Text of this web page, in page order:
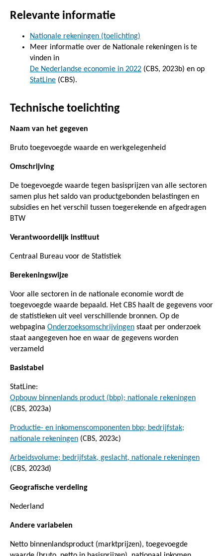
Relevante informatie
Nationale rekeningen (toelichting)
Meer informatie over de Nationale rekeningen is te
vinden in
De Nederlandse economie in 2022 (CBS, 2023b) en op
StatLine (CBS).
Technische toelichting
Naam van het gegeven
Bruto toegevoegde waarde en werkgelegenheid
Omschrijving
De toegevoegde waarde tegen basisprijzen van alle sectoren
samen plus het saldo van productgebonden belastingen en
subsidies en het verschil tussen toegerekende en afgedragen
BTW
Verantwoordelijk instituut
Centraal Bureau voor de Statistiek
Berekeningswijze
Voor alle sectoren in de nationale economie wordt de
toegevoegde waarde bepaald. Het CBS haalt de gegevens voor
de statistieken uit veel verschillende bronnen. Op de
webpagina Onderzoeksomschrijvingen staat per onderzoek
staat aangegeven hoe en waar de gegevens worden
verzameld
Basistabel
StatLine:
Opbouw binnenlands product (bbp); nationale rekeningen
(CBS, 2023a)
Productie- en inkomenscomponenten bbp; bedrijfstak;
nationale rekeningen (CBS, 2023c)
Arbeidsvolume; bedrijfstak, geslacht, nationale rekeningen
(CBS, 2023d)
Geografische verdeling
Nederland
Andere variabelen
Netto binnenlandsproduct (marktprijzen), toegevoegde